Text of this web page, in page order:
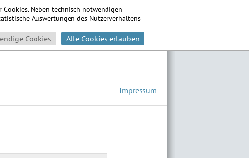
Neben technisch notwendigen
Auswertungen des Nutzerverhaltens
Cookies Alle Cookies erlauben
Impressum